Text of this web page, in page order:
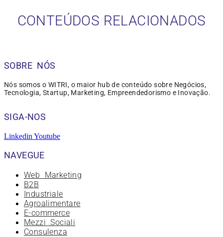
CONTEÚDOS RELACIONADOS
SOBRE NÓS
Nós somos o WITRI, o maior hub de conteúdo sobre Negócios,
Tecnologia, Startup, Marketing, Empreendedorismo e Inovação.
SIGA-NOS
Linkedin Youtube
NAVEGUE
Web Marketing
B2B
Industriale
Agroalimentare
E-commerce
Mezzi Sociali
Consulenza